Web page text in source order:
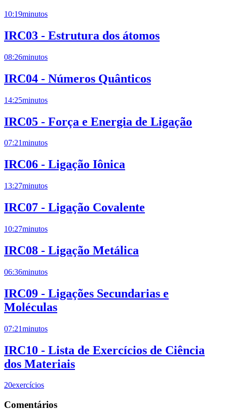
10:19minutos
IRC03 - Estrutura dos átomos
08:26minutos
IRC04 - Números Quânticos
14:25minutos
IRC05 - Força e Energia de Ligação
07:21minutos
IRC06 - Ligação Iônica
13:27minutos
IRC07 - Ligação Covalente
10:27minutos
IRC08 - Ligação Metálica
06:36minutos
IRC09 - Ligações Secundarias e
Moléculas
07:21minutos
IRC10 - Lista de Exercícios de Ciência
dos Materiais
20exercícios
Comentários